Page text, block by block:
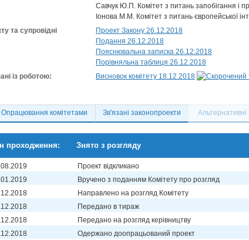
Савчук Ю.П. Комітет з питань запобігання і
Іонова М.М. Комітет з питань європейської
та супровідні
Проект Закону 26.12.2018
Подання 26.12.2018
Пояснювальна записка 26.12.2018
Порівняльна таблиця 26.12.2018
із роботою:
Висновок комітету 18.12.2018
Опрацювання комітетами Зв'язані законопроекти
проходження: Знято з розгляду
Проект відкликано
Вручено з поданням Комітету про розгляд
Направлено на розгляд Комітету
Передано в тираж
Передано на розгляд керівництву
Одержано доопрацьований проект